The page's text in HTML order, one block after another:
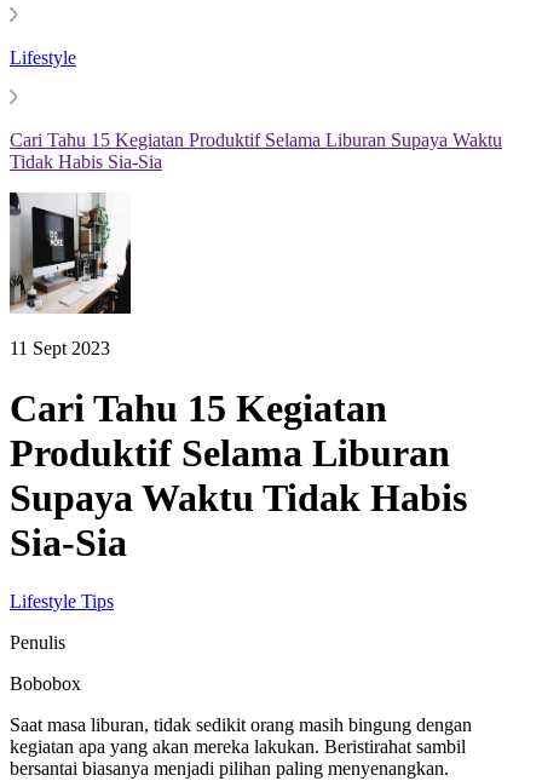
Lifestyle
Cari Tahu 15 Kegiatan Produktif Selama Liburan Supaya Waktu
Tidak Habis Sia-Sia
11 Sept 2023
Cari Tahu 15 Kegiatan
Produktif Selama Liburan
Supaya Waktu Tidak Habis
Sia-Sia
Lifestyle Tips
Penulis
Bobobox
Saat masa liburan, tidak sedikit orang masih bingung dengan
kegiatan apa yang akan mereka lakukan. Beristirahat sambil
bersantai biasanya menjadi pilihan paling menyenangkan.